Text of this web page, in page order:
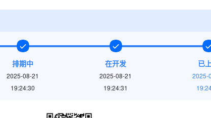
排期中
2025-08-21
19:24:30
在开发
2025-08-21
19:24:31
已
2025-